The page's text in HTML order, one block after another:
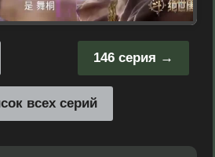
146 серия
всех серий